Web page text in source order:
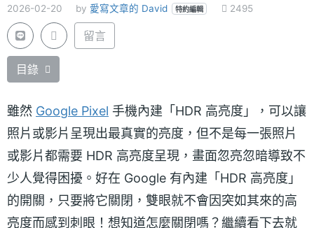
2026-02-20 by 愛寫文章的 David 特約編輯 2495
留言
目錄
雖然 Google Pixel 手機內建「HDR 高亮度」，可以讓
照片或影片呈現出最真實的亮度，但不是每一張照片
或影片都需要 HDR 高亮度呈現，畫面忽亮忽暗導致不
少人覺得困擾。好在 Google 有內建「HDR 高亮度」
的開關，只要將它關閉，雙眼就不會因突如其來的高
亮度而感到刺眼！想知道怎麼關閉嗎？繼續看下去就